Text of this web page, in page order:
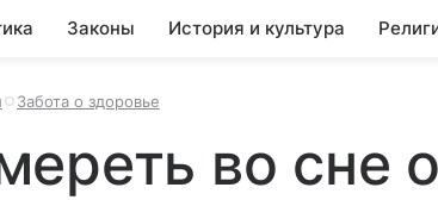
Законы История и культура
Забота о здоровье
во сне